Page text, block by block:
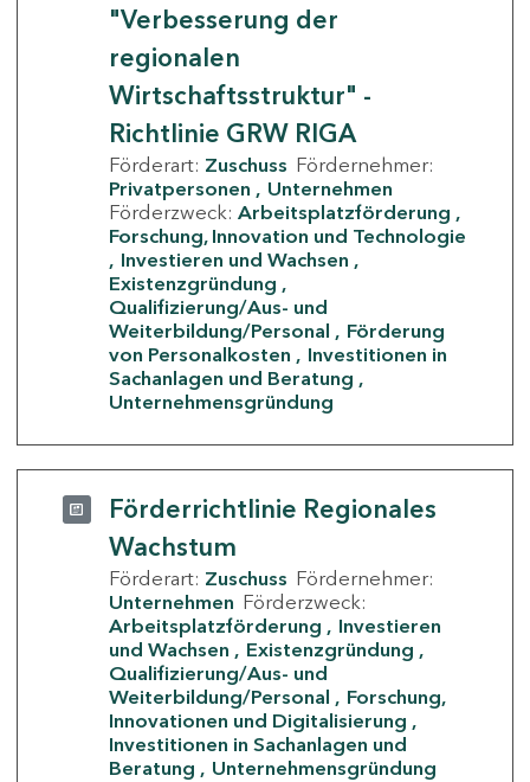
"Verbesserung der
regionalen
Wirtschaftsstruktur" -
Richtlinie GRW RIGA
Förderart: Zuschuss Fördernehmer:
Privatpersonen
Unternehmen
Förderzweck: Arbeitsplatzförderung
Forschung, Innovation und Technologie
Investieren und Wachsen
Existenzgründung
Qualifizierung/Aus- und
Weiterbildung/Personal
Förderung
von Personalkosten
Investitionen in
Sachanlagen und Beratung
Unternehmensgründung
Förderrichtlinie Regionales
Wachstum
Förderart: Zuschuss Fördernehmer:
Unternehmen Förderzweck:
Arbeitsplatzförderung
Investieren
und Wachsen
Existenzgründung
Qualifizierung/Aus- und
Weiterbildung/Personal
Forschung,
Innovationen und Digitalisierung
Investitionen in Sachanlagen und
Beratung
Unternehmensgründung